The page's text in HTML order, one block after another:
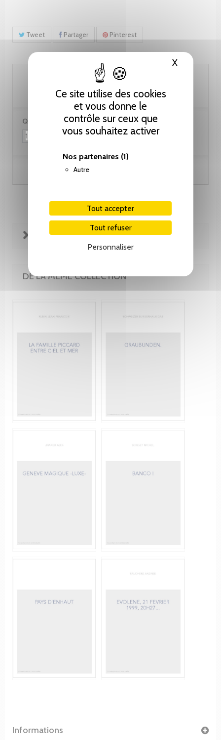
Ce site utilise des cookies
et vous donne le
contrôle sur ceux que
vous souhaitez activer
Nos partenaires (1)
Autre
Tout accepter
Tout refuser
Personnaliser
XMasquer
Tweet Partager Pinterest
28.00 CHF
Quantité :
Ajouter au panier
FICHE TECHNIQUE
DE LA MÊME COLLECTION
Informations